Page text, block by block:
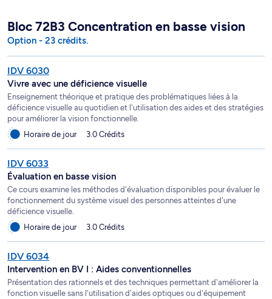
Bloc 72B3 Concentration en basse vision
Option - 23 crédits.
IDV 6030
Vivre avec une déficience visuelle
Enseignement théorique et pratique des problématiques liées à la
déficience visuelle au quotidien et l'utilisation des aides et des stratégies
pour améliorer la vision fonctionnelle.
Horaire de jour
3.0 Crédits
IDV 6033
Évaluation en basse vision
Ce cours examine les méthodes d'évaluation disponibles pour évaluer le
fonctionnement du système visuel des personnes atteintes d'une
déficience visuelle.
Horaire de jour
3.0 Crédits
IDV 6034
Intervention en BV I : Aides conventionnelles
Présentation des rationnels et des techniques permettant d'améliorer la
fonction visuelle sans l'utilisation d'aides optiques ou d'équipement